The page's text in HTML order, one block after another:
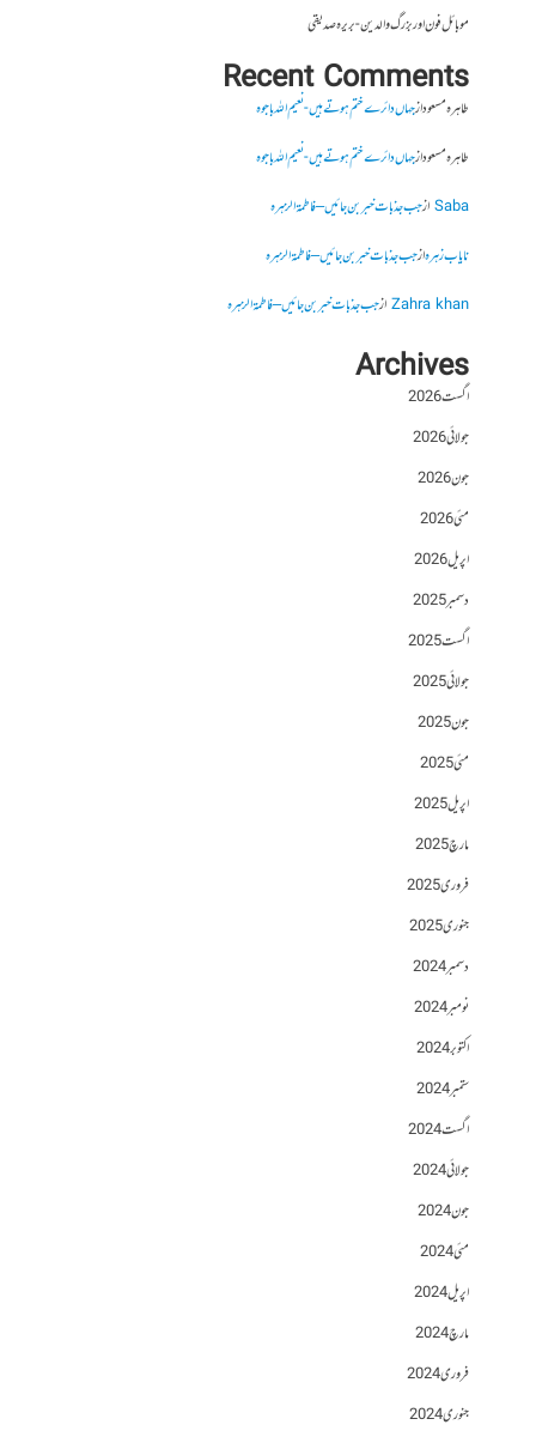
موبائل فون اور بزرگ والدین- بریرہ صدیقی
Recent Comments
طاہرہ مسعودازجہاں دائرے ختم ہوتے ہیں- نعیم اللہ باجوہ
طاہرہ مسعودازجہاں دائرے ختم ہوتے ہیں- نعیم اللہ باجوہ
Sabaازجب جذبات خبر بن جائیں – فاطمۃالزہرہ
نایاب زہرہازجب جذبات خبر بن جائیں – فاطمۃالزہرہ
Zahra khanازجب جذبات خبر بن جائیں – فاطمۃالزہرہ
Archives
اگست 2026
جولائی 2026
جون 2026
مئی 2026
اپریل 2026
دسمبر 2025
اگست 2025
جولائی 2025
جون 2025
مئی 2025
اپریل 2025
مارچ 2025
فروری 2025
جنوری 2025
دسمبر 2024
نومبر 2024
اکتوبر 2024
ستمبر 2024
اگست 2024
جولائی 2024
جون 2024
مئی 2024
اپریل 2024
مارچ 2024
فروری 2024
جنوری 2024